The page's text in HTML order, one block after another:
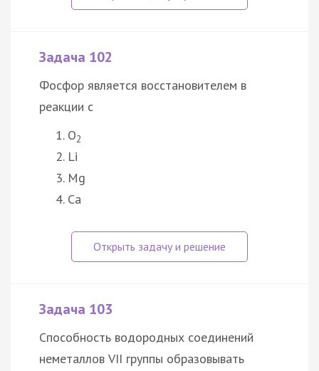
Задача 102
Фосфор является восстановителем в
реакции с
О2
Li
Mg
Ca
Задача 103
Способность водородных соединений
неметаллов VII группы образовывать